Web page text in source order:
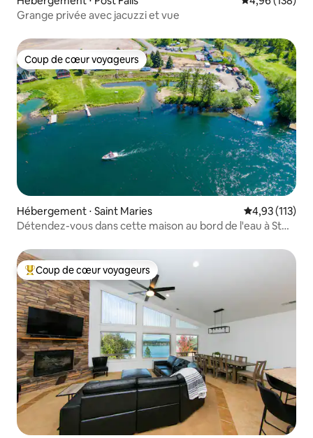
Grange privée avec jacuzzi et vue
Coup de cœur voyageurs
Coup de cœur voyageurs
Hébergement ⋅ Saint Maries Évaluation
4,93 (113)
Détendez-vous dans cette maison au bord de l'eau à St
Coups de cœur voyageurs les plus appréciés
Coup de cœur voyageurs